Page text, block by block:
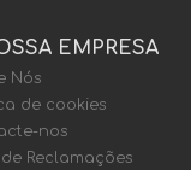
EMPRESA
Nós
de cookies
nos
Reclamações